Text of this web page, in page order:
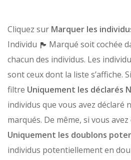
Cliquez sur Marquer les
Individu
Marqué soit cochée
chacun des individus. Les
sont ceux dont la liste s’affiche.
filtre Uniquement les déclarés
individus que vous avez
marqués. De même, si vous
Uniquement les doublons
individus potentiellement en